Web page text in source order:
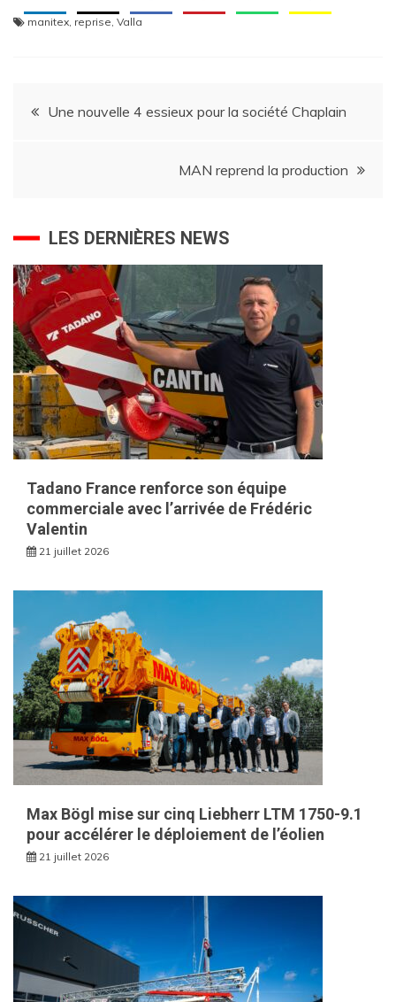
manitex reprise Valla
Navigation
Une nouvelle 4 essieux pour la société Chaplain
MAN reprend la production
LES DERNIÈRES NEWS
Tadano France renforce son équipe
commerciale avec l’arrivée de Frédéric
Valentin
21 juillet 2026
Max Bögl mise sur cinq Liebherr LTM 1750-9.1
pour accélérer le déploiement de l’éolien
21 juillet 2026